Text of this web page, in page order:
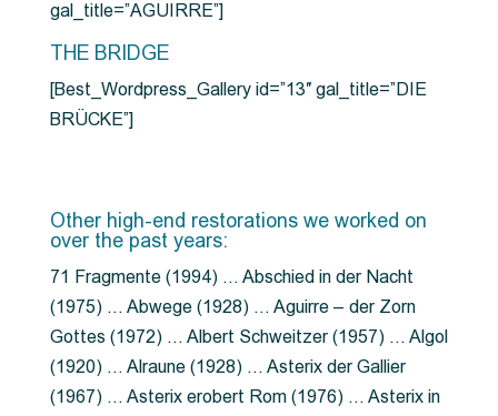
gal_title=”AGUIRRE”]
THE BRIDGE
[Best_Wordpress_Gallery id=”13″ gal_title=”DIE
BRÜCKE”]
Other high-end restorations we worked on
over the past years:
71 Fragmente (1994) … Abschied in der Nacht
(1975) … Abwege (1928) … Aguirre – der Zorn
Gottes (1972) … Albert Schweitzer (1957) … Algol
(1920) … Alraune (1928) … Asterix der Gallier
(1967) … Asterix erobert Rom (1976) … Asterix in